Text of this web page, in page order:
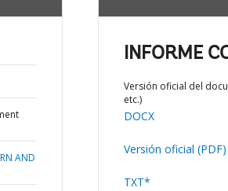
AND
INFORME
Versión oficial del
etc.)
DOCX
Versión oficial (PDF)
TXT*